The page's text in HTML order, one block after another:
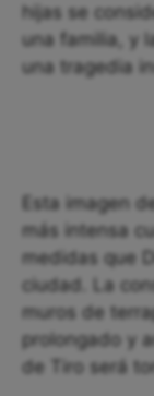
hijas se
una familia, y
una tragedia
Esta imagen
más intensa
medidas que
ciudad. La
muros de
prolongado y
de Tiro será